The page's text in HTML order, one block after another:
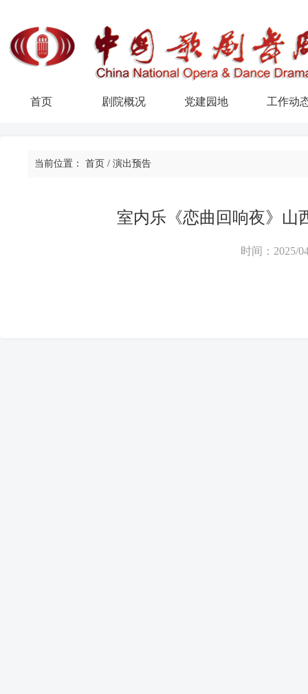
首页 剧院概况 党建园地 工作动
当前位置： 首页 / 演出预告
室内乐《恋曲回响夜》山
时间：2025/